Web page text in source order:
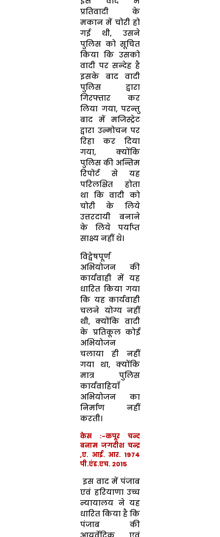
प्रतिवादी के
मकान में चोरी हो
गई थी, उसने
पुलिस को सूचित
किया कि उसको
वादी पर सन्देह है
इसके बाद वादी
पुलिस द्वारा
गिरफ्तार कर
लिया गया, परन्तु
बाद में मजिस्ट्रेट
द्वारा उन्मोचन पर
रिहा कर दिया
गया, क्योंकि
पुलिस की अन्तिम
रिपोर्ट से यह
परिलक्षित होता
था कि वादी को
चोरी के लिये
उत्तरदायी बनाने
के लिये पर्याप्त
साक्ष्य नहीं थे।
विद्वेषपूर्ण
अभियोजन की
कार्यवाही में यह
धारित किया गया
कि यह कार्यवाही
चलने योग्य नहीं
थी, क्योंकि वादी
के प्रतिकूल कोई
अभियोजन
चलाया ही नहीं
गया था, क्योंकि
मात्र पुलिस
कार्यवाहियाँ
अभियोजन का
निर्माण नहीं
करती।
केस :-कपूर चन्द
बनाम जगदीश चन्द्र
,ए. आई. आर. 1974
पी.एंड.एच. 2015
इस वाद में पंजाब
एवं हरियाणा उच्च
न्यायालय ने यह
धारित किया है कि
पंजाब की